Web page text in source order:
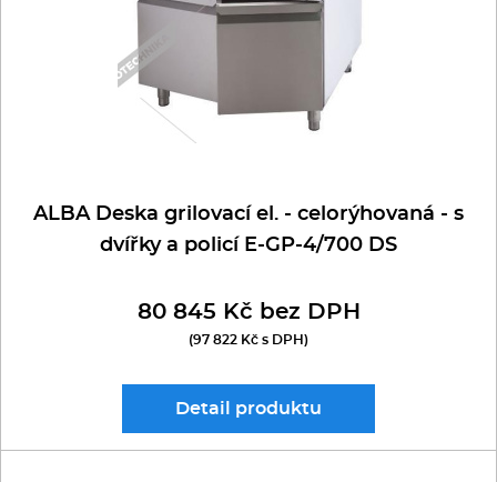
Řeznické stroje
Konvektomaty/Pece
Stolní zařízení
Transport, výdej a regen.
RM GASTRO 900
ALBA Deska grilovací el. - celorýhovaná - s
dvířky a policí E-GP-4/700 DS
80 845 Kč bez DPH
(97 822 Kč s DPH)
Detail produktu